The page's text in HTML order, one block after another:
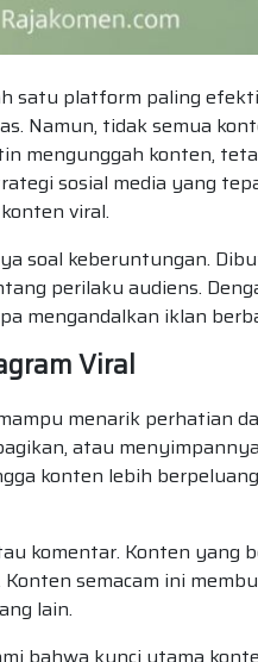
satu platform paling
Namun, tidak semua
mengunggah konten,
sosial media yang
viral.
soal keberuntungan.
perilaku audiens.
mengandalkan iklan
Viral
menarik perhatian
atau
konten lebih
komentar. Konten yang
semacam ini
lain.